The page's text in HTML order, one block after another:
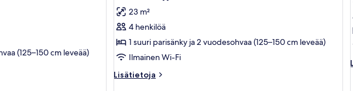
(125–150 cm leveää)
huonetyypin
Kahden
hengen
superior-
huone
(kaksi
23 m²
4 henkilöä
1 suuri parisänky ja 2 vuodesohvaa (125–150 cm leveää)
Ilmainen Wi-Fi
Lisätietoja
Lisätietoja
1